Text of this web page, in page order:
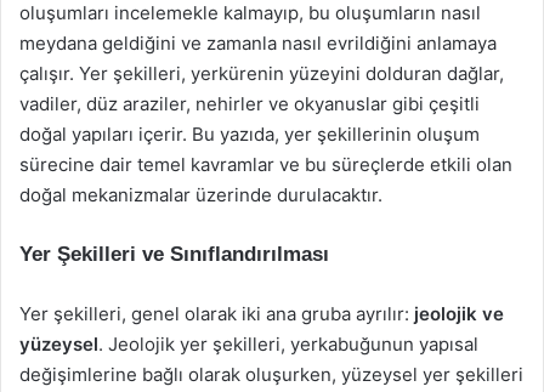
oluşumları incelemekle kalmayıp, bu oluşumların nasıl
meydana geldiğini ve zamanla nasıl evrildiğini anlamaya
çalışır. Yer şekilleri, yerkürenin yüzeyini dolduran dağlar,
vadiler, düz araziler, nehirler ve okyanuslar gibi çeşitli
doğal yapıları içerir. Bu yazıda, yer şekillerinin oluşum
sürecine dair temel kavramlar ve bu süreçlerde etkili olan
doğal mekanizmalar üzerinde durulacaktır.
Yer Şekilleri ve Sınıflandırılması
Yer şekilleri, genel olarak iki ana gruba ayrılır: jeolojik ve
yüzeysel. Jeolojik yer şekilleri, yerkabuğunun yapısal
değişimlerine bağlı olarak oluşurken, yüzeysel yer şekilleri